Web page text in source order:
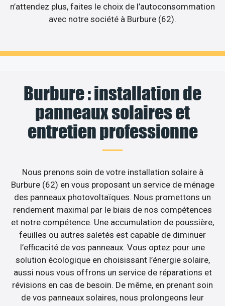
n’attendez plus, faites le choix de l’autoconsommation
avec notre société à Burbure (62).
Burbure : installation de
panneaux solaires et
entretien professionne
Nous prenons soin de votre installation solaire à
Burbure (62) en vous proposant un service de ménage
des panneaux photovoltaïques. Nous promettons un
rendement maximal par le biais de nos compétences
et notre compétence. Une accumulation de poussière,
feuilles ou autres saletés est capable de diminuer
l’efficacité de vos panneaux. Vous optez pour une
solution écologique en choisissant l’énergie solaire,
aussi nous vous offrons un service de réparations et
révisions en cas de besoin. De même, en prenant soin
de vos panneaux solaires, nous prolongeons leur